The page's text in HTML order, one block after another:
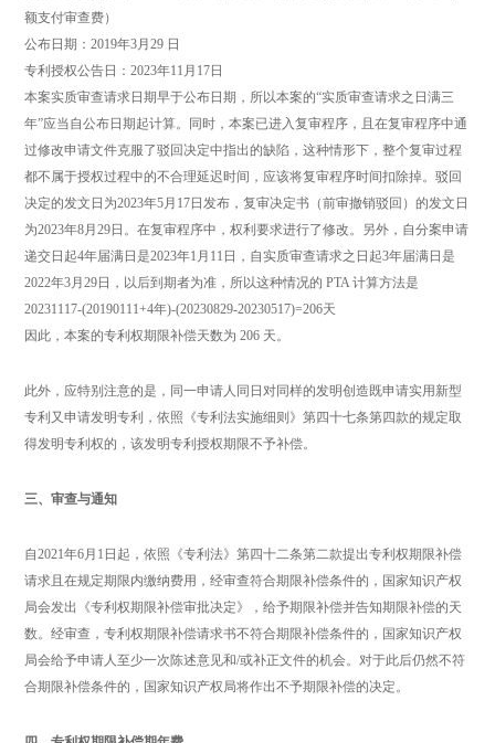
额支付审查费）
公布日期：2019年3月29 日
专利授权公告日：2023年11月17日
本案实质审查请求日期早于公布日期，所以本案的“实质审查请求之日满三
年”应当自公布日期起计算。同时，本案已进入复审程序，且在复审程序中通
过修改申请文件克服了驳回决定中指出的缺陷，这种情形下，整个复审过程
都不属于授权过程中的不合理延迟时间，应该将复审程序时间扣除掉。驳回
决定的发文日为2023年5月17日发布，复审决定书（前审撤销驳回）的发文日
为2023年8月29日。在复审程序中，权利要求进行了修改。另外，自分案申请
递交日起4年届满日是2023年1月11日，自实质审查请求之日起3年届满日是
2022年3月29日，以后到期者为准，所以这种情况的 PTA 计算方法是
20231117-(20190111+4年)-(20230829-20230517)=206天
因此，本案的专利权期限补偿天数为 206 天。
此外，应特别注意的是，同一申请人同日对同样的发明创造既申请实用新型
专利又申请发明专利，依照《专利法实施细则》第四十七条第四款的规定取
得发明专利权的，该发明专利授权期限不予补偿。
三、审查与通知
自2021年6月1日起，依照《专利法》第四十二条第二款提出专利权期限补偿
请求且在规定期限内缴纳费用，经审查符合期限补偿条件的，国家知识产权
局会发出《专利权期限补偿审批决定》，给予期限补偿并告知期限补偿的天
数。经审查，专利权期限补偿请求书不符合期限补偿条件的，国家知识产权
局会给予申请人至少一次陈述意见和/或补正文件的机会。对于此后仍然不符
合期限补偿条件的，国家知识产权局将作出不予期限补偿的决定。